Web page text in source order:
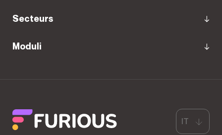
Secteurs
Moduli
IT